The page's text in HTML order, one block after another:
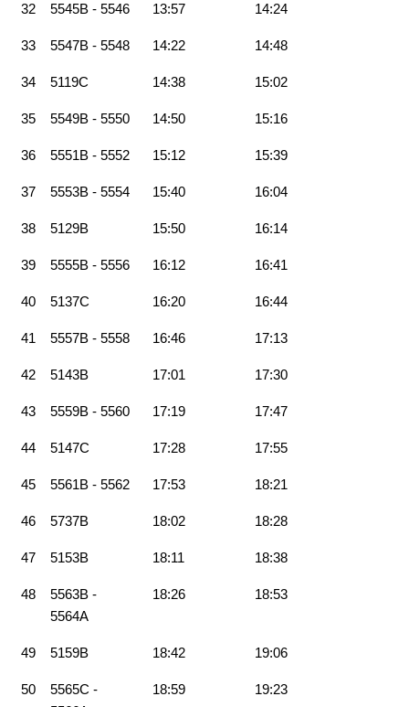
32 5545B - 5546 13:57 14:24
33 5547B - 5548 14:22 14:48
34 5119C 14:38 15:02
35 5549B - 5550 14:50 15:16
36 5551B - 5552 15:12 15:39
37 5553B - 5554 15:40 16:04
38 5129B 15:50 16:14
39 5555B - 5556 16:12 16:41
40 5137C 16:20 16:44
41 5557B - 5558 16:46 17:13
42 5143B 17:01 17:30
43 5559B - 5560 17:19 17:47
44 5147C 17:28 17:55
45 5561B - 5562 17:53 18:21
46 5737B 18:02 18:28
47 5153B 18:11 18:38
48
5563B -
5564A
18:26 18:53
49 5159B 18:42 19:06
50
5565C -
18:59 19:23